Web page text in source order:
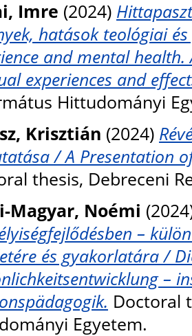
Imre (2024)
hatások teológiai
and mental
experiences and
Hittudományi
Krisztián (2024)
/ A Presentation
thesis, Debreceni
Magyar, Noémi
–
és gyakorlatára /
–
Doctoral
Egyetem.